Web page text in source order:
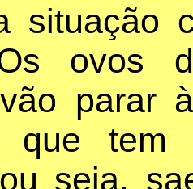
situação
ovos
parar
que
seja,